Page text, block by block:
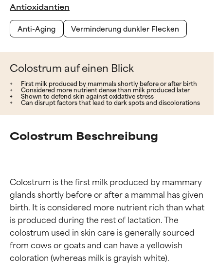
Antioxidantien
Anti-Aging
Verminderung dunkler Flecken
Colostrum auf einen Blick
First milk produced by mammals shortly before or after birth
Considered more nutrient dense than milk produced later
Shown to defend skin against oxidative stress
Can disrupt factors that lead to dark spots and discolorations
Colostrum Beschreibung
Colostrum is the first milk produced by mammary
glands shortly before or after a mammal has given
birth. It is considered more nutrient rich than what
is produced during the rest of lactation. The
colostrum used in skin care is generally sourced
from cows or goats and can have a yellowish
coloration (whereas milk is grayish white).